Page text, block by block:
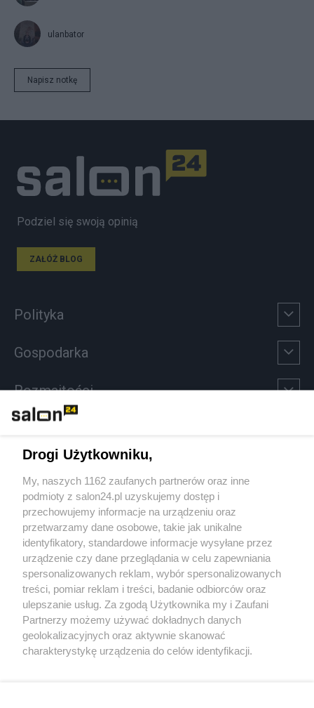
ulanbator
Napisz notkę
Podziel się swoją opinią
ZAŁÓŻ BLOG
Polityka
Gospodarka
Rozmaitości
Sport
Społeczeństwo
Kultura
X Facebook Instagram Youtube
Drogi Użytkowniku,
My, naszych 1162 zaufanych partnerów oraz inne
podmioty z salon24.pl uzyskujemy dostęp i
przechowujemy informacje na urządzeniu oraz
przetwarzamy dane osobowe, takie jak unikalne
identyfikatory, standardowe informacje wysyłane przez
urządzenie czy dane przeglądania w celu zapewniania
spersonalizowanych reklam, wybór spersonalizowanych
treści, pomiar reklam i treści, badanie odbiorców oraz
ulepszanie usług. Za zgodą Użytkownika my i Zaufani
Partnerzy możemy używać dokładnych danych
geolokalizacyjnych oraz aktywnie skanować
charakterystykę urządzenia do celów identyfikacji.